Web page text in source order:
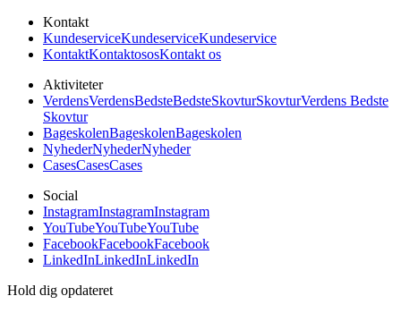
Kontakt
KundeserviceKundeserviceKundeservice
KontaktKontaktososKontakt os
Aktiviteter
VerdensVerdensBedsteBedsteSkovturSkovturVerdens Bedste
Skovtur
BageskolenBageskolenBageskolen
NyhederNyhederNyheder
CasesCasesCases
Social
InstagramInstagramInstagram
YouTubeYouTubeYouTube
FacebookFacebookFacebook
LinkedInLinkedInLinkedIn
Hold dig opdateret